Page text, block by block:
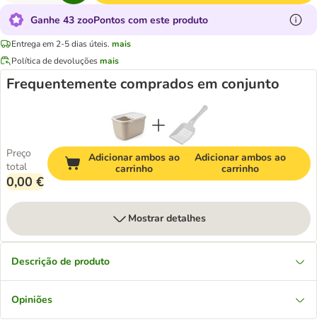
Ganhe 43 zooPontos com este produto
Entrega em 2-5 dias úteis. mais
Política de devoluçõesmais
Frequentemente comprados em conjunto
Preço
total
0,00 €
Adicionar ambos ao
carrinho
Adicionar ambos ao
carrinho
Mostrar detalhes
Descrição de produto
Opiniões